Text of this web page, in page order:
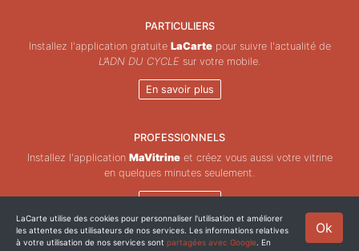
PARTICULIERS
Installez l'application gratuite LaCartepour suivre l'actualité de
L’ADN DU CYCLE sur votre mobile.
En savoir plus
PROFESSIONNELS
Installez l'application MaVitrineet créez vous aussi votre vitrine
en quelques minutes seulement.
En savoir plus
Copyright © ZeMAP 2026 - Tous droits réservés. Ok
LaCarte utilise des cookies pour personnaliser l'utilisation et améliorer
les attentes des utilisateurs de nos services. Les informations relatives
à votre utilisation de nos services sont partagées avec Google . En